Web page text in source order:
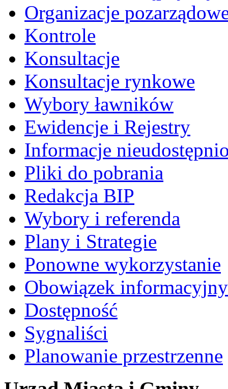
Organizacje
Kontrole
Konsultacje
Konsultacje rynkowe
Wybory ławników
Ewidencje i Rejestry
Informacje
Pliki do pobrania
Redakcja BIP
Wybory i referenda
Plany i Strategie
Ponowne wykorzystanie
Obowiązek informacyjny
Dostępność
Sygnaliści
Planowanie przestrzenne